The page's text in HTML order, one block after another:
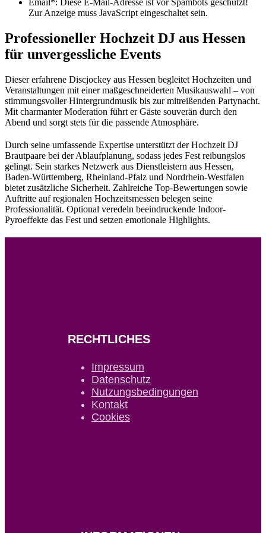
Zur Anzeige muss JavaScript eingeschaltet sein.
Professioneller Hochzeit DJ aus Hessen
für unvergessliche Events
Dieser erfahrene Discjockey aus Hessen begleitet Hochzeiten und
Veranstaltungen mit einer maßgeschneiderten Musikauswahl – von
stimmungsvoller Hintergrundmusik bis zur mitreißenden Partynacht.
Mit charmanter Moderation führt er Gäste souverän durch den
Abend und sorgt stets für die passende Atmosphäre.
Durch seine umfassende Expertise unterstützt der Hochzeit DJ
Brautpaare bei der Ablaufplanung, sodass jedes Fest reibungslos
gelingt. Sein starkes Netzwerk aus Dienstleistern aus Hessen,
Baden-Württemberg, Rheinland-Pfalz und Nordrhein-Westfalen
bietet zusätzliche Sicherheit. Zahlreiche Top-Bewertungen sowie
Auftritte auf regionalen Hochzeitsmessen belegen seine
Professionalität. Optional veredeln beeindruckende Indoor-
Pyroeffekte das Fest und setzen emotionale Highlights.
RECHTLICHES
Impressum
Datenschutz
Nutzungsbedingungen
Kontakt
Cookies